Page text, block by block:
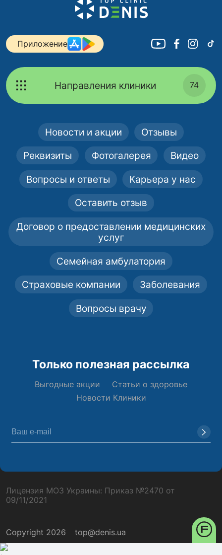
Приложение
Направления клиники 74
Новости и акции Отзывы
Реквизиты Фотогалерея Видео
Вопросы и ответы Карьера у нас
Оставить отзыв
Договор о предоставлении медицинских
услуг
Семейная амбулатория
Страховые компании Заболевания
Вопросы врачу
Только полезная рассылка
Выгодные акции
Статьи о здоровье
Новости Клиники
Copyright 2026 top@denis.ua
Лицензия МОЗ Украины: Приказ №2470 от
09/11/2021